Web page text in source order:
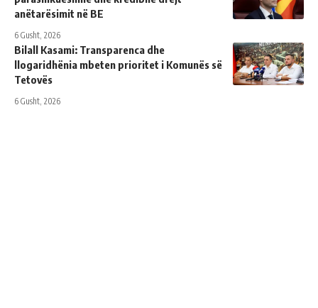
anëtarësimit në BE
6 Gusht, 2026
Bilall Kasami: Transparenca dhe
llogaridhënia mbeten prioritet i Komunës së
Tetovës
6 Gusht, 2026